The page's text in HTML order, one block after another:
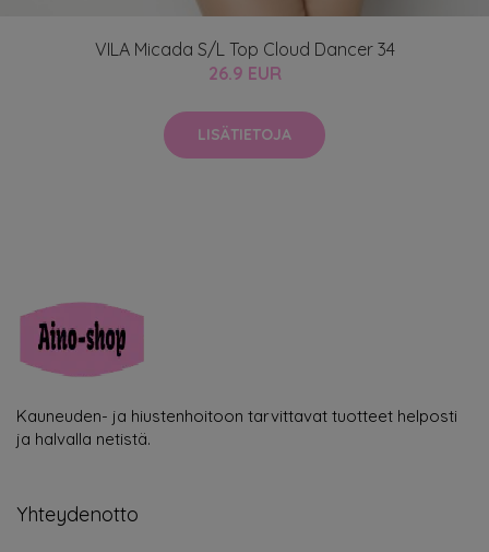
VILA Micada S/L Top Cloud Dancer 34
26.9 EUR
LISÄTIETOJA
Kauneuden- ja hiustenhoitoon tarvittavat tuotteet helposti
ja halvalla netistä.
Yhteydenotto